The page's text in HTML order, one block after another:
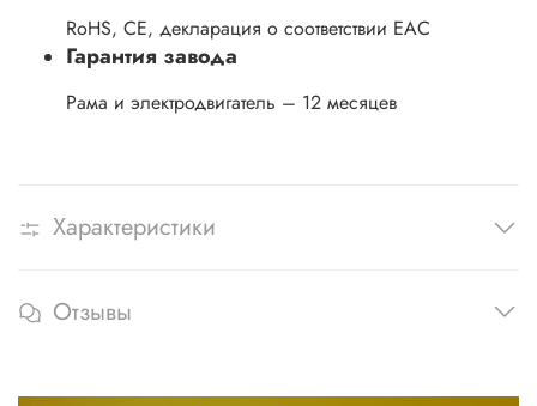
RoHS, CE, декларация о соответствии ЕАС
Гарантия завода
Рама и электродвигатель – 12 месяцев
Характеристики
Отзывы